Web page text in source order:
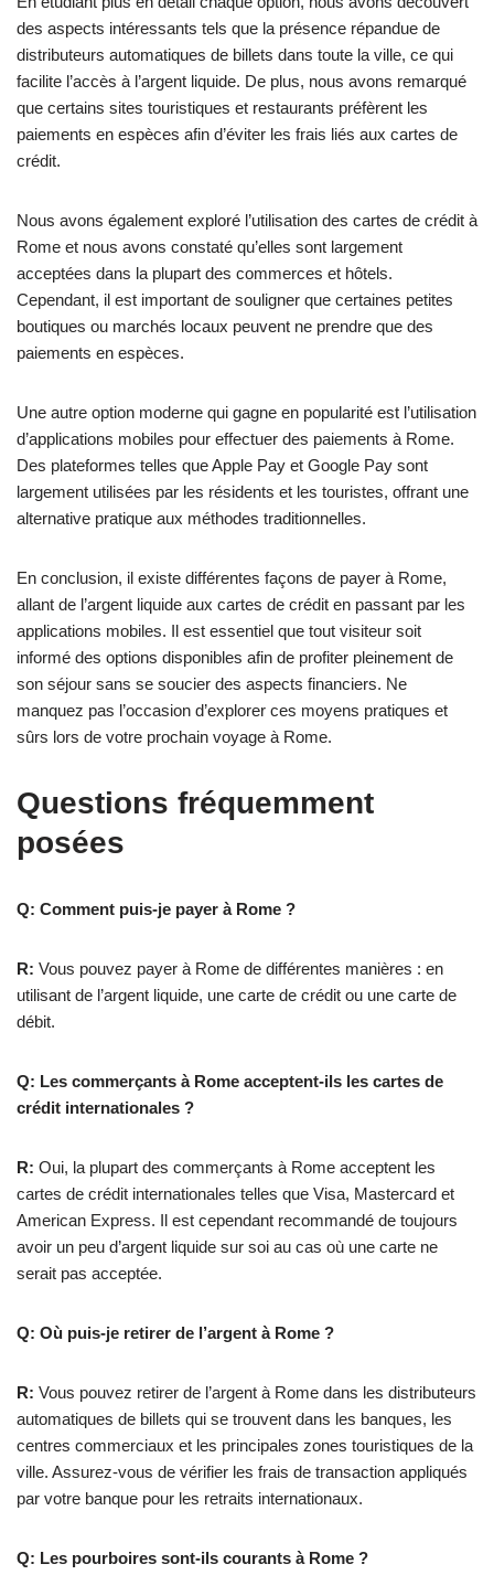
des aspects intéressants tels que la présence répandue de
distributeurs automatiques de billets dans toute la ville, ce qui
facilite l’accès à l’argent liquide. De plus, nous avons remarqué
que certains sites touristiques et restaurants préfèrent les
paiements en espèces afin d’éviter les frais liés aux cartes de
crédit.
Nous avons également exploré l’utilisation des cartes de crédit à
Rome et nous avons constaté qu’elles sont largement
acceptées dans la plupart des commerces et hôtels.
Cependant, il est important de souligner que certaines petites
boutiques ou marchés locaux peuvent ne prendre que des
paiements en espèces.
Une autre option moderne qui gagne en popularité est l’utilisation
d’applications mobiles pour effectuer des paiements à Rome.
Des plateformes telles que Apple Pay et Google Pay sont
largement utilisées par les résidents et les touristes, offrant une
alternative pratique aux méthodes traditionnelles.
En conclusion, il existe différentes façons de payer à Rome,
allant de l’argent liquide aux cartes de crédit en passant par les
applications mobiles. Il est essentiel que tout visiteur soit
informé des options disponibles afin de profiter pleinement de
son séjour sans se soucier des aspects financiers. Ne
manquez pas l’occasion d’explorer ces moyens pratiques et
sûrs lors de votre prochain voyage à Rome.
Questions fréquemment
posées
Q: Comment puis-je payer à Rome ?
R: Vous pouvez payer à Rome de différentes manières : en
utilisant de l’argent liquide, une carte de crédit ou une carte de
débit.
Q: Les commerçants à Rome acceptent-ils les cartes de
crédit internationales ?
R: Oui, la plupart des commerçants à Rome acceptent les
cartes de crédit internationales telles que Visa, Mastercard et
American Express. Il est cependant recommandé de toujours
avoir un peu d’argent liquide sur soi au cas où une carte ne
serait pas acceptée.
Q: Où puis-je retirer de l’argent à Rome ?
R: Vous pouvez retirer de l’argent à Rome dans les distributeurs
automatiques de billets qui se trouvent dans les banques, les
centres commerciaux et les principales zones touristiques de la
ville. Assurez-vous de vérifier les frais de transaction appliqués
par votre banque pour les retraits internationaux.
Q: Les pourboires sont-ils courants à Rome ?